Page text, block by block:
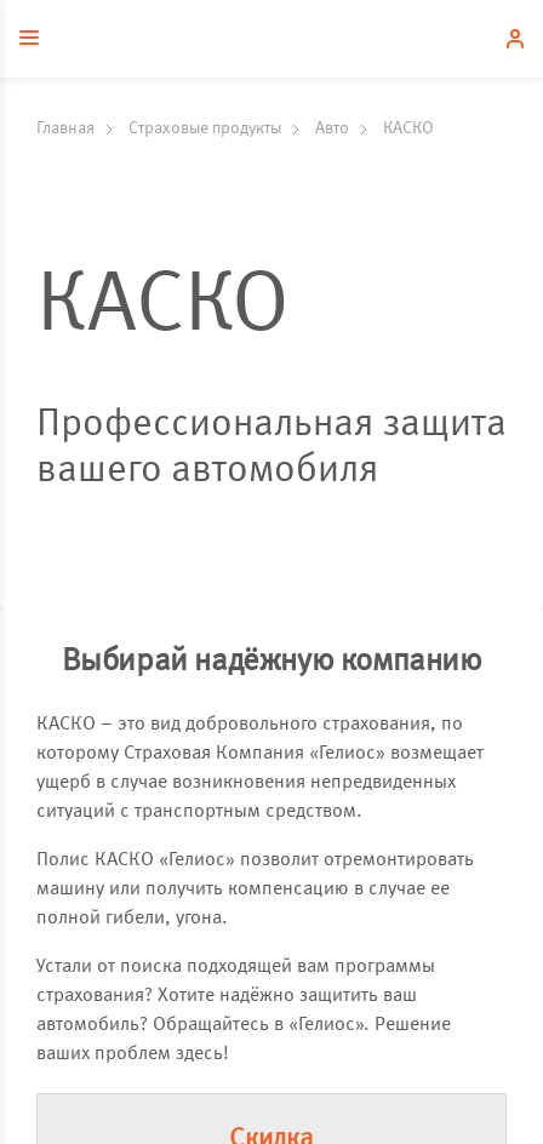
Главная Страховые продукты Авто КАСКО
КАСКО
Профессиональная защита
вашего автомобиля
Выбирай надёжную компанию
КАСКО – это вид добровольного страхования, по
которому Страховая Компания «Гелиос» возмещает
ущерб в случае возникновения непредвиденных
ситуаций с транспортным средством.
Полис КАСКО «Гелиос» позволит отремонтировать
машину или получить компенсацию в случае ее
полной гибели, угона.
Устали от поиска подходящей вам программы
страхования? Хотите надёжно защитить ваш
автомобиль? Обращайтесь в «Гелиос». Решение
ваших проблем здесь!